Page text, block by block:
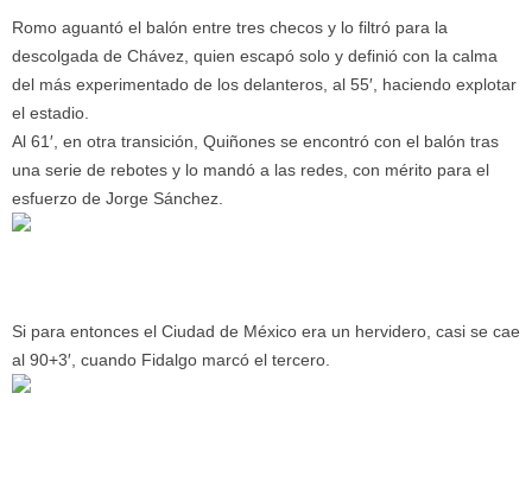
Romo aguantó el balón entre tres checos y lo filtró para la
descolgada de Chávez, quien escapó solo y definió con la calma
del más experimentado de los delanteros, al 55′, haciendo explotar
el estadio.
Al 61′, en otra transición, Quiñones se encontró con el balón tras
una serie de rebotes y lo mandó a las redes, con mérito para el
esfuerzo de Jorge Sánchez.
Si para entonces el Ciudad de México era un hervidero, casi se cae
al 90+3′, cuando Fidalgo marcó el tercero.